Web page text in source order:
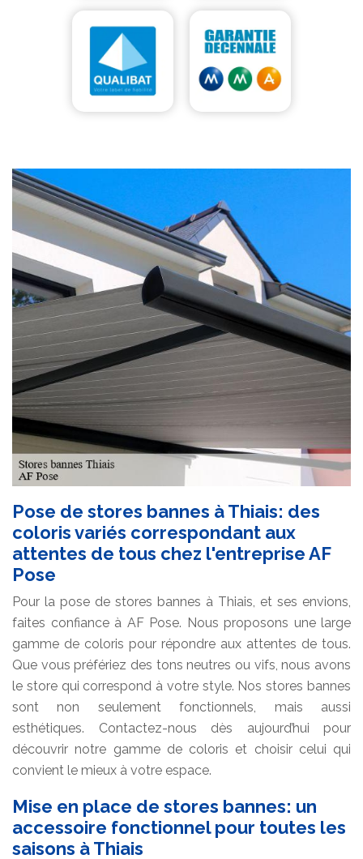
Pose de stores bannes à Thiais: des
coloris variés correspondant aux
attentes de tous chez l'entreprise AF
Pose
Pour la pose de stores bannes à Thiais, et ses envions,
faites confiance à AF Pose. Nous proposons une large
gamme de coloris pour répondre aux attentes de tous.
Que vous préfériez des tons neutres ou vifs, nous avons
le store qui correspond à votre style. Nos stores bannes
sont non seulement fonctionnels, mais aussi
esthétiques. Contactez-nous dès aujourd’hui pour
découvrir notre gamme de coloris et choisir celui qui
convient le mieux à votre espace.
Mise en place de stores bannes: un
accessoire fonctionnel pour toutes les
saisons à Thiais